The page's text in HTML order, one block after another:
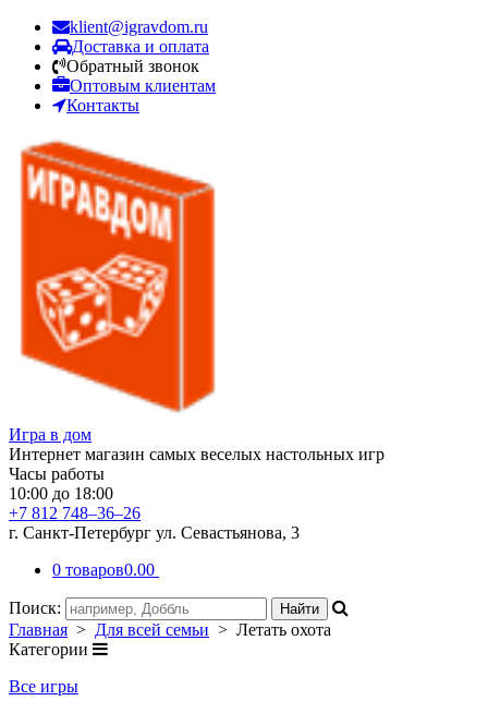
klient@igravdom.ru
Доставка и оплата
Обратный звонок
Оптовым клиентам
Контакты
Игра в дом
Интернет магазин самых веселых настольных игр
Часы работы
10:00 до 18:00
+7 812 748–36–26
г. Санкт-Петербург ул. Севастьянова, 3
0 товаров0.00
Поиск:
Главная > Для всей семьи > Летать охота
Категории
Все игры